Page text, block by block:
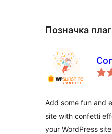
Позначка
Add some fun and
site with confetti
your WordPress